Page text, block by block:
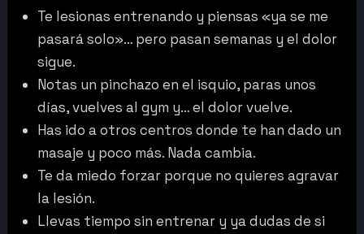
Te lesionas entrenando y piensas «ya se me
pasará solo»… pero pasan semanas y el dolor
sigue.
Notas un pinchazo en el isquio, paras unos
días, vuelves al gym y… el dolor vuelve.
Has ido a otros centros donde te han dado un
masaje y poco más. Nada cambia.
Te da miedo forzar porque no quieres agravar
la lesión.
Llevas tiempo sin entrenar y ya dudas de si